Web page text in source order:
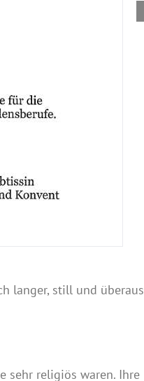
langer, still und überaus
sehr religiös waren. Ihre